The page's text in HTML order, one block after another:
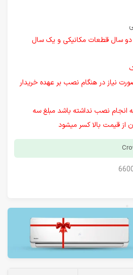
دو سال قطعات مکانیکی و یک سال
نیاز در هنگام نصب بر عهده خریدار
انجام نصب نداشته باشد مبلغ سه
از قیمت بالا کسر میشود